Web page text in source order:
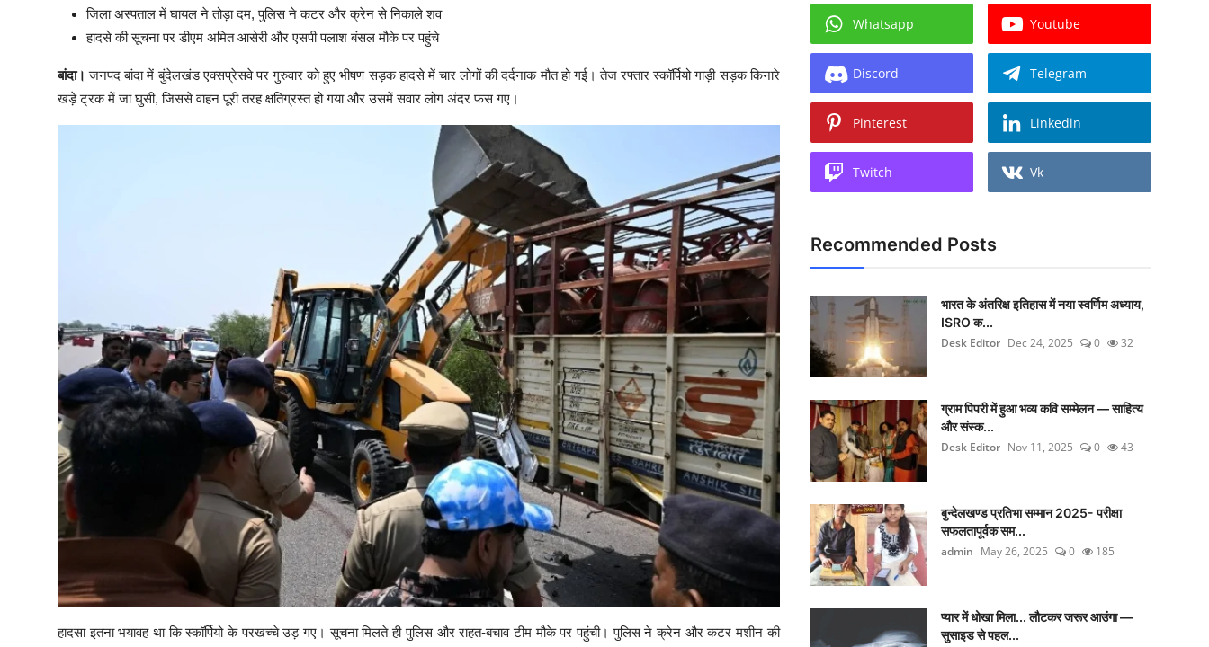
जिला अस्पताल में घायल ने तोड़ा दम, पुलिस ने कटर और क्रेन से निकाले शव
हादसे की सूचना पर डीएम अमित आसेरी और एसपी पलाश बंसल मौके पर पहुंचे
बांदा।जनपद बांदा में बुंदेलखंड एक्सप्रेसवे पर गुरुवार को हुए भीषण सड़क हादसे में चार लोगों की दर्दनाक मौत हो गई। तेज रफ्तार स्कॉर्पियो गाड़ी सड़क किनारे
खड़े ट्रक में जा घुसी, जिससे वाहन पूरी तरह क्षतिग्रस्त हो गया और उसमें सवार लोग अंदर फंस गए।
हादसा इतना भयावह था कि स्कॉर्पियो के परखच्चे उड़ गए। सूचना मिलते ही पुलिस और राहत-बचाव टीम मौके पर पहुंची। पुलिस ने क्रेन और कटर मशीन की
Whatsapp Youtube
Discord Telegram
Pinterest Linkedin
Twitch Vk
Recommended Posts
भारत के अंतरिक्ष इतिहास में नया स्वर्णिम अध्याय,
ISRO क...
Desk Editor Dec 24, 2025 0 32
ग्राम पिपरी में हुआ भव्य कवि सम्मेलन — साहित्य
और संस्क...
Desk Editor Nov 11, 2025 0 43
बुन्देलखण्ड प्रतिभा सम्मान 2025- परीक्षा
सफलतापूर्वक सम...
admin May 26, 2025 0 185
प्यार में धोखा मिला... लौटकर जरूर आउंगा —
सुसाइड से पहल...